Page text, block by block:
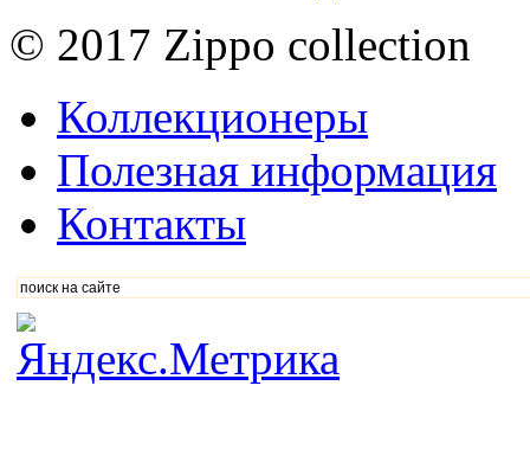
© 2017 Zippo collection
Коллекционеры
Полезная информация
Контакты